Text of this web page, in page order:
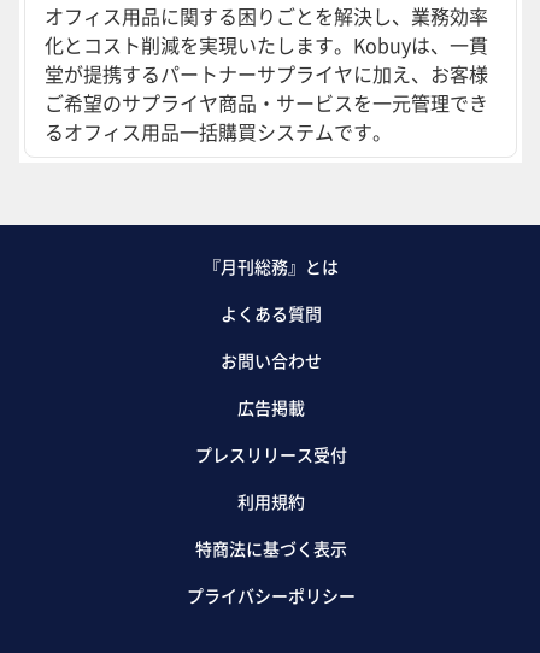
オフィス用品に関する困りごとを解決し、業務効率
化とコスト削減を実現いたします。Kobuyは、一貫
堂が提携するパートナーサプライヤに加え、お客様
ご希望のサプライヤ商品・サービスを一元管理でき
るオフィス用品一括購買システムです。
『月刊総務』とは
よくある質問
お問い合わせ
広告掲載
プレスリリース受付
利用規約
特商法に基づく表示
プライバシーポリシー